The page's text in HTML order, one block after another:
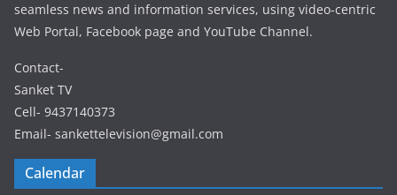
seamless news and information services, using video-centric
Web Portal, Facebook page and YouTube Channel.
Contact-
Sanket TV
Cell- 9437140373
Email- sankettelevision@gmail.com
Calendar